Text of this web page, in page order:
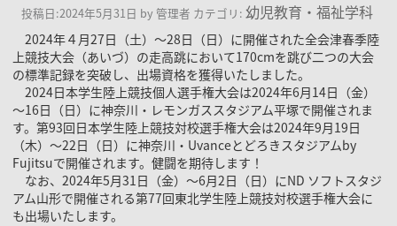
投稿日:2024年5月31日 by 管理者 カテゴリ: 幼児教育・福祉学科
2024年４月27日（土）～28日（日）に開催された全会津春季陸
上競技大会（あいづ）の走高跳において170cmを跳び二つの大会
の標準記録を突破し、出場資格を獲得いたしました。
2024日本学生陸上競技個人選手権大会は2024年6月14日（金）
～16日（日）に神奈川・レモンガススタジアム平塚で開催されま
す。第93回日本学生陸上競技対校選手権大会は2024年9月19日
（木）～22日（日）に神奈川・Uvanceとどろきスタジアムby
Fujitsuで開催されます。健闘を期待します！
なお、2024年5月31日（金）～6月2日（日）にND ソフトスタジ
アム山形で開催される第77回東北学生陸上競技対校選手権大会に
も出場いたします。